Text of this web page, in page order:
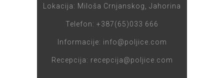
Lokacija: Miloša Crnjanskog, Jahorina
Telefon: +387(65)033 666
Informacije: info@poljice.com
Recepcija: recepcija@poljice.com